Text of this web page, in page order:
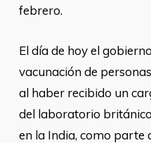
febrero.
El día de hoy el
vacunación de
al haber recibido un
del laboratorio
en la India, como parte